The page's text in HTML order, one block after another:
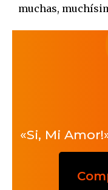
muchas,
«Si, Mi